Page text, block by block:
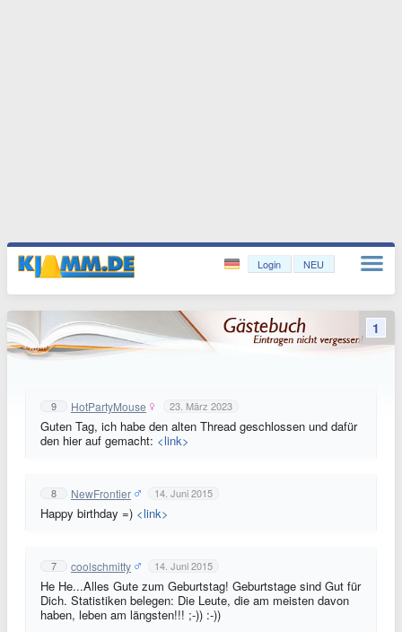
Login NEU
9 HotPartyMouse 23. März 2023
Guten Tag, ich habe den alten Thread geschlossen und dafür
den hier auf gemacht: <link>
8 NewFrontier 14. Juni 2015
Happy birthday =) <link>
7 coolschmitty 14. Juni 2015
He He...Alles Gute zum Geburtstag! Geburtstage sind Gut für
Dich. Statistiken belegen: Die Leute, die am meisten davon
haben, leben am längsten!!! ;-)) :-))
1